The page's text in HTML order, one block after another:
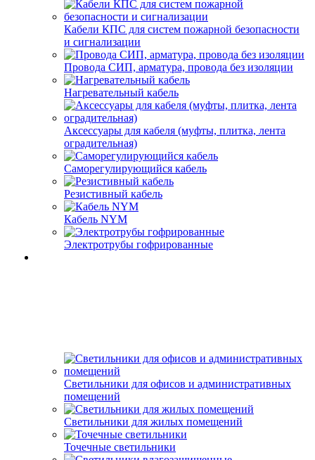
Кабели КПС для систем пожарной безопасности
и сигнализации
Провода СИП, арматура, провода без изоляции
Нагревательный кабель
Аксессуары для кабеля (муфты, плитка, лента
оградительная)
Саморегулирующийся кабель
Резистивный кабель
Кабель NYM
Электротрубы гофрированные
Светильники для офисов и административных
помещений
Светильники для жилых помещений
Точечные светильники